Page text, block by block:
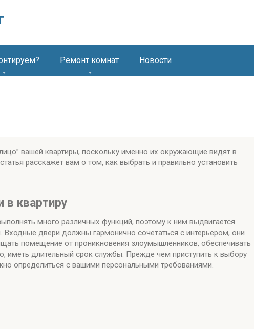
Ремонт комнат Новости
вашей квартиры, поскольку именно их окружающие видят в
расскажет вам о том, как выбрать и правильно установить
квартиру
много различных функций, поэтому к ним выдвигается
Входные двери должны гармонично сочетаться с интерьером, они
помещение от проникновения злоумышленников, обеспечивать
иметь длительный срок службы. Прежде чем приступить к выбору
определиться с вашими персональными требованиями.